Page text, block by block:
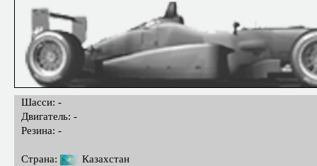
Шасси: -
Двигатель: -
Резина: -
Страна:
Казахстан